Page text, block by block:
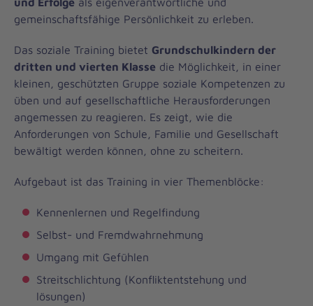
gemeinschaftsfähige Persönlichkeit zu erleben.
Das soziale Training bietet Grundschulkindern der
dritten und vierten Klasse die Möglichkeit, in einer
kleinen, geschützten Gruppe soziale Kompetenzen zu
üben und auf gesellschaftliche Herausforderungen
angemessen zu reagieren. Es zeigt, wie die
Anforderungen von Schule, Familie und Gesellschaft
bewältigt werden können, ohne zu scheitern.
Aufgebaut ist das Training in vier Themenblöcke:
Kennenlernen und Regelfindung
Selbst- und Fremdwahrnehmung
Umgang mit Gefühlen
Streitschlichtung (Konfliktentstehung und
lösungen)